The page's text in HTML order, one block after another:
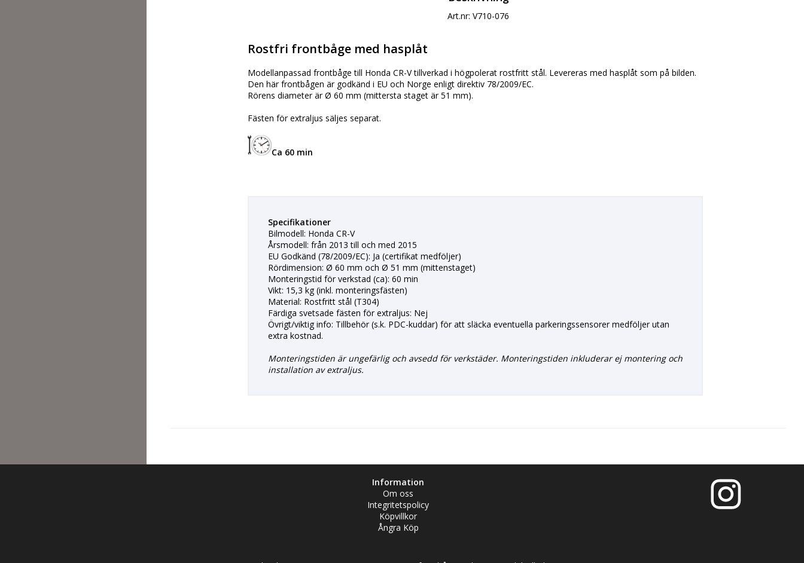
Art.nr: V710-076
Rostfri frontbåge med hasplåt
Modellanpassad frontbåge till Honda CR-V tillverkad i högpolerat rostfritt stål. Levereras med hasplåt som på bilden.
Den här frontbågen är godkänd i EU och Norge enligt direktiv 78/2009/EC.
Rörens diameter är Ø 60 mm (mittersta staget är 51 mm).
Fästen för extraljus säljes separat.
Ca 60 min
Specifikationer
Bilmodell: Honda CR-V
Årsmodell: från 2013 till och med 2015
EU Godkänd (78/2009/EC): Ja (certifikat medföljer)
Rördimension: Ø 60 mm och Ø 51 mm (mittenstaget)
Monteringstid för verkstad (ca): 60 min
Vikt: 15,3 kg (inkl. monteringsfästen)
Material: Rostfritt stål (T304)
Färdiga svetsade fästen för extraljus: Nej
Övrigt/viktig info: Tillbehör (s.k. PDC-kuddar) för att släcka eventuella parkeringssensorer medföljer utan
extra kostnad.
Monteringstiden är ungefärlig och avsedd för verkstäder. Monteringstiden inkluderar ej montering och
installation av extraljus.
Information
Om oss
Integritetspolicy
Köpvillkor
Ångra Köp